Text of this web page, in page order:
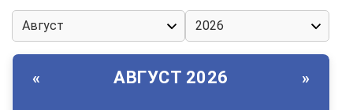
« АВГУСТ 2026 »